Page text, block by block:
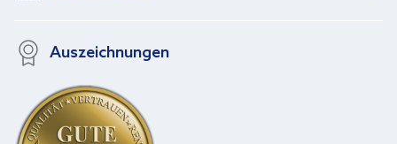
Auszeichnungen